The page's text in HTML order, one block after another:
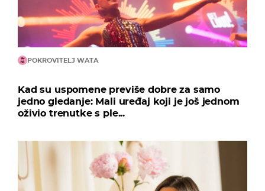
POKROVITELJ WATA
Kad su uspomene previše dobre za samo
jedno gledanje: Mali uređaj koji je još jednom
oživio trenutke s ple...